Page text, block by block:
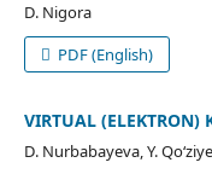
D. Nigora
PDF (English)
VIRTUAL (ELEKTRON)
D. Nurbabayeva, Y.